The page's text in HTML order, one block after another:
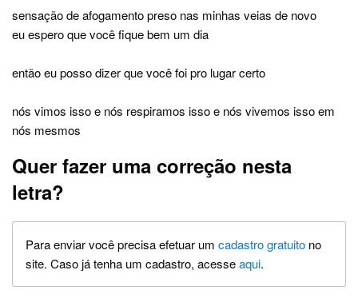
sensação de afogamento preso nas minhas veias de novo
eu espero que você fique bem um dia
então eu posso dizer que você foi pro lugar certo
nós vimos isso e nós respiramos isso e nós vivemos isso em
nós mesmos
Quer fazer uma correção nesta
letra?
Para enviar você precisa efetuar um cadastro gratuito no
site. Caso já tenha um cadastro, acesseaqui.